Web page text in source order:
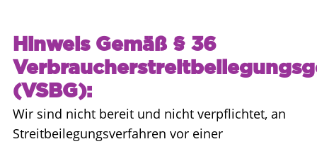
Hinweis Gemäß § 36
(VSBG):
Wir sind nicht bereit und nicht verpflichtet, an
Streitbeilegungsverfahren vor einer